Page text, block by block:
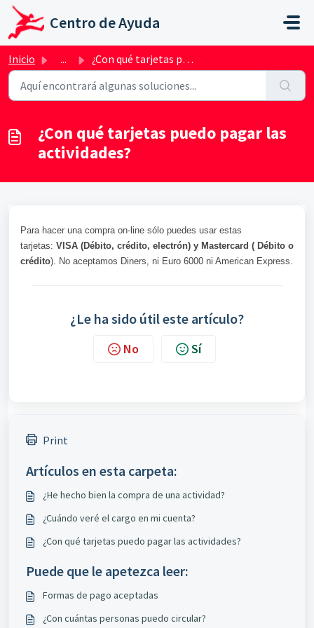
Saltar al contenido principal
Centro de Ayuda
Inicio ... ¿Con qué tarjetas puedo pagar las actividades?
¿Con qué tarjetas puedo pagar las
actividades?
Para hacer una compra on-line sólo puedes usar estas
tarjetas: VISA (Débito, crédito, electrón) y Mastercard ( Débito o
crédito). No aceptamos Diners, ni Euro 6000 ni American Express.
¿Le ha sido útil este artículo?
No Sí
Print
Artículos en esta carpeta:
¿He hecho bien la compra de una actividad?
¿Cuándo veré el cargo en mi cuenta?
¿Con qué tarjetas puedo pagar las actividades?
Puede que le apetezca leer:
Formas de pago aceptadas
¿Con cuántas personas puedo circular?